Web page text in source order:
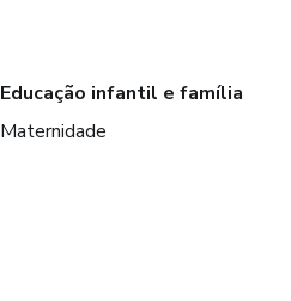
Educação infantil e família
Maternidade